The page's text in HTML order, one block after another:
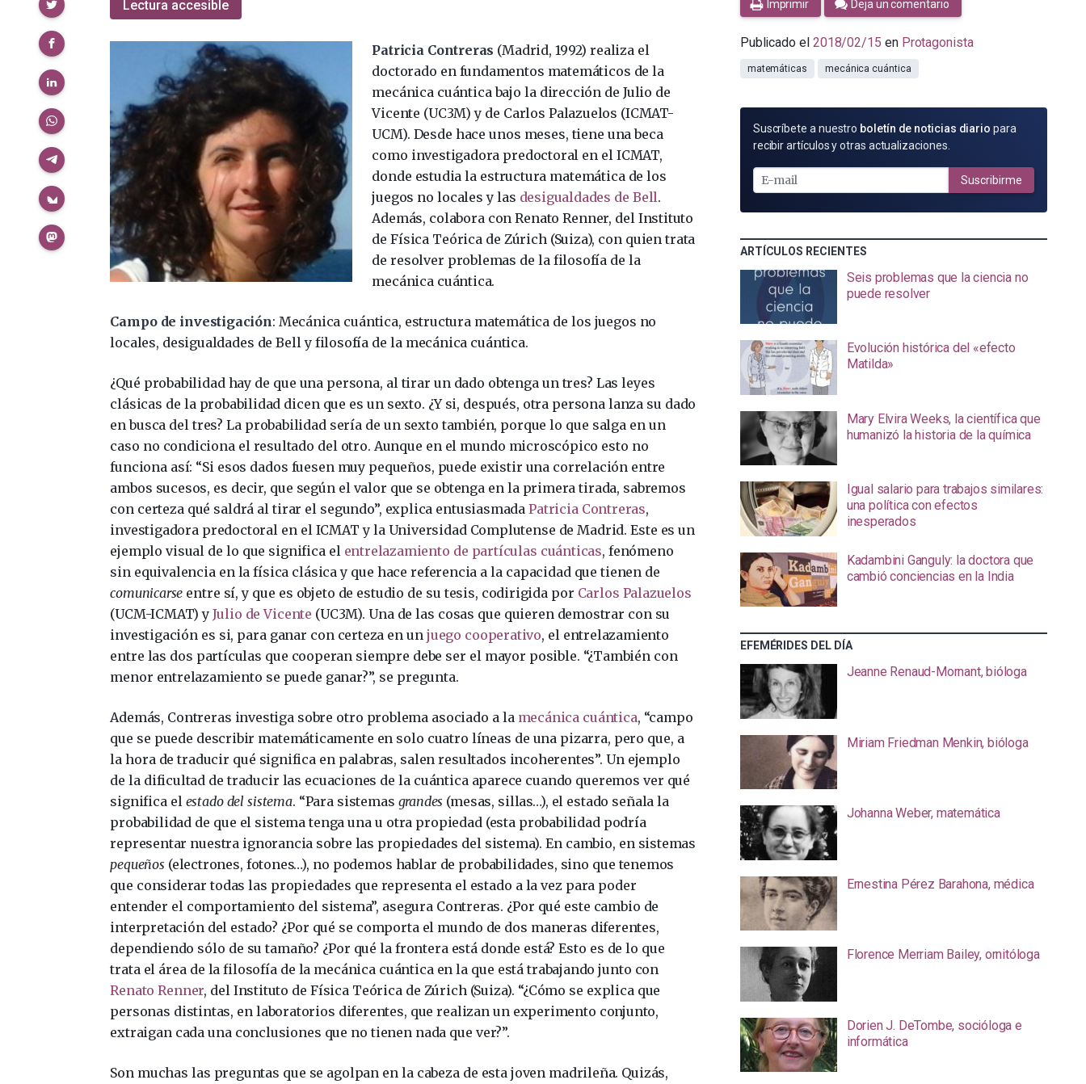
Lectura accesible
Patricia Contreras (Madrid, 1992) realiza el
doctorado en fundamentos matemáticos de la
mecánica cuántica bajo la dirección de Julio de
Vicente (UC3M) y de Carlos Palazuelos (ICMAT-
UCM). Desde hace unos meses, tiene una beca
como investigadora predoctoral en el ICMAT,
donde estudia la estructura matemática de los
juegos no locales y las desigualdades de Bell.
Además, colabora con Renato Renner, del Instituto
de Física Teórica de Zúrich (Suiza), con quien trata
de resolver problemas de la filosofía de la
mecánica cuántica.
Campo de investigación: Mecánica cuántica, estructura matemática de los juegos no
locales, desigualdades de Bell y filosofía de la mecánica cuántica.
¿Qué probabilidad hay de que una persona, al tirar un dado obtenga un tres? Las leyes
clásicas de la probabilidad dicen que es un sexto. ¿Y si, después, otra persona lanza su dado
en busca del tres? La probabilidad sería de un sexto también, porque lo que salga en un
caso no condiciona el resultado del otro. Aunque en el mundo microscópico esto no
funciona así: “Si esos dados fuesen muy pequeños, puede existir una correlación entre
ambos sucesos, es decir, que según el valor que se obtenga en la primera tirada, sabremos
con certeza qué saldrá al tirar el segundo”, explica entusiasmadaPatricia Contreras,
investigadora predoctoral en el ICMAT y la Universidad Complutense de Madrid. Este es un
ejemplo visual de lo que significa el entrelazamiento de partículas cuánticas, fenómeno
sin equivalencia en la física clásica y que hace referencia a la capacidad que tienen de
comunicarse entre sí, y que es objeto de estudio de su tesis, codirigida por Carlos Palazuelos
(UCM-ICMAT) yJulio de Vicente (UC3M). Una de las cosas que quieren demostrar con su
investigación es si, para ganar con certeza en un juego cooperativo, el entrelazamiento
entre las dos partículas que cooperan siempre debe ser el mayor posible. “¿También con
menor entrelazamiento se puede ganar?”, se pregunta.
Además, Contreras investiga sobre otro problema asociado a la mecánica cuántica, “campo
que se puede describir matemáticamente en solo cuatro líneas de una pizarra, pero que, a
la hora de traducir qué significa en palabras, salen resultados incoherentes”. Un ejemplo
de la dificultad de traducir las ecuaciones de la cuántica aparece cuando queremos ver qué
significa el estado del sistema. “Para sistemas grandes (mesas, sillas…), el estado señala la
probabilidad de que el sistema tenga una u otra propiedad (esta probabilidad podría
representar nuestra ignorancia sobre las propiedades del sistema). En cambio, en sistemas
pequeños (electrones, fotones…), no podemos hablar de probabilidades, sino que tenemos
que considerar todas las propiedades que representa el estado a la vez para poder
entender el comportamiento del sistema”, asegura Contreras. ¿Por qué este cambio de
interpretación del estado? ¿Por qué se comporta el mundo de dos maneras diferentes,
dependiendo sólo de su tamaño? ¿Por qué la frontera está donde está? Esto es de lo que
trata el área de la filosofía de la mecánica cuántica en la que está trabajando junto con
Renato Renner, del Instituto de Física Teórica de Zúrich (Suiza). “¿Cómo se explica que
personas distintas, en laboratorios diferentes, que realizan un experimento conjunto,
extraigan cada una conclusiones que no tienen nada que ver?”.
Son muchas las preguntas que se agolpan en la cabeza de esta joven madrileña. Quizás,
Imprimir Deja un comentario
Publicado el 2018/02/15 en Protagonista
matemáticas mecánica cuántica
SUSCRÍBETE
POR
MAIL
Suscríbete a nuestro boletín de noticias diario para
recibir artículos y otras actualizaciones.
Suscribirme
ARTÍCULOS RECIENTES
Seis problemas que la ciencia no
puede resolver
Evolución histórica del «efecto
Matilda»
Mary Elvira Weeks, la científica que
humanizó la historia de la química
Igual salario para trabajos similares:
una política con efectos
inesperados
Kadambini Ganguly: la doctora que
cambió conciencias en la India
EFEMÉRIDES DEL DÍA
Jeanne Renaud-Mornant, bióloga
Miriam Friedman Menkin, bióloga
Johanna Weber, matemática
Ernestina Pérez Barahona, médica
Florence Merriam Bailey, ornitóloga
Dorien J. DeTombe, socióloga e
informática